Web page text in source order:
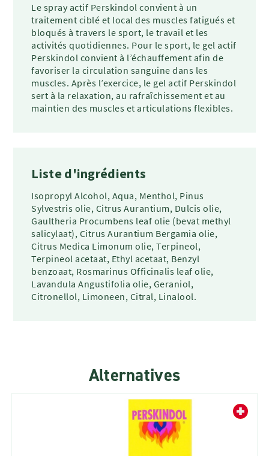
Le spray actif Perskindol convient à un
traitement ciblé et local des muscles fatigués et
bloqués à travers le sport, le travail et les
activités quotidiennes. Pour le sport, le gel actif
Perskindol convient à l’échauffement afin de
favoriser la circulation sanguine dans les
muscles. Après l’exercice, le gel actif Perskindol
sert à la relaxation, au rafraîchissement et au
maintien des muscles et articulations flexibles.
Liste d'ingrédients
Isopropyl Alcohol, Aqua, Menthol, Pinus
Sylvestris olie, Citrus Aurantium, Dulcis olie,
Gaultheria Procumbens leaf olie (bevat methyl
salicylaat), Citrus Aurantium Bergamia olie,
Citrus Medica Limonum olie, Terpineol,
Terpineol acetaat, Ethyl acetaat, Benzyl
benzoaat, Rosmarinus Officinalis leaf olie,
Lavandula Angustifolia olie, Geraniol,
Citronellol, Limoneen, Citral, Linalool.
Alternatives